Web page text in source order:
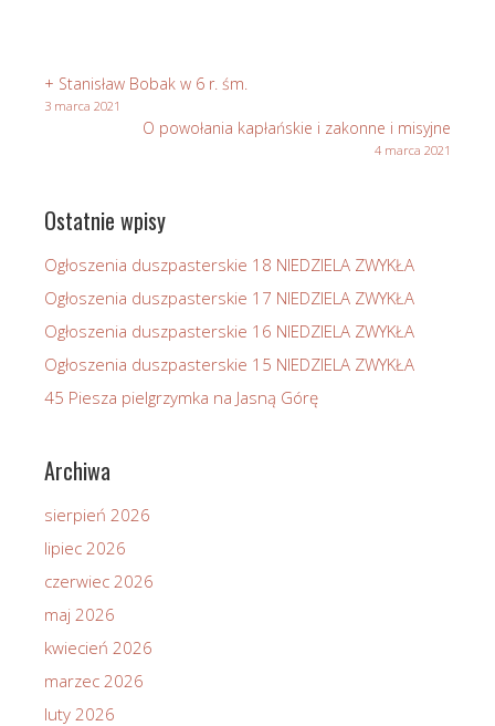
+ Stanisław Bobak w 6 r. śm.
3 marca 2021
O powołania kapłańskie i zakonne i misyjne
4 marca 2021
Ostatnie wpisy
Ogłoszenia duszpasterskie 18 NIEDZIELA ZWYKŁA
Ogłoszenia duszpasterskie 17 NIEDZIELA ZWYKŁA
Ogłoszenia duszpasterskie 16 NIEDZIELA ZWYKŁA
Ogłoszenia duszpasterskie 15 NIEDZIELA ZWYKŁA
45 Piesza pielgrzymka na Jasną Górę
Archiwa
sierpień 2026
lipiec 2026
czerwiec 2026
maj 2026
kwiecień 2026
marzec 2026
luty 2026